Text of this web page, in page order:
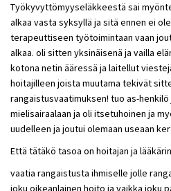
Työkyvyttömyyseläkkeestä sai
alkaa vasta syksyllä ja sitä ennen ei
terapeuttiseen työtoimintaan vaan
alkaa. oli sitten yksinäisenä ja vailla
kotona netin ääressä ja laitellut
hoitajilleen joista muutama tekivät
rangaistusvaatimuksen! tuo as-
mielisairaalaan ja oli itsetuhoinen ja
uudelleen ja joutui olemaan useaan
Että tätäkö tasoa on hoitajan ja
vaatia rangaistusta ihmiselle jolle
joku oikeanlainen hoito ja vaikka joku